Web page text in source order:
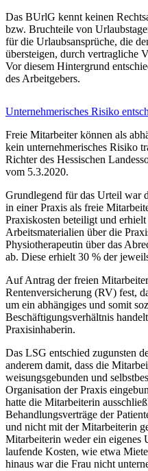
Das BUrlG kennt keinen
bzw. Bruchteile von
für die Urlaubsansprüche, die
übersteigen, durch vertragliche
Vor diesem Hintergrund
des Arbeitgebers.
Unternehmerisches Risiko
Freie Mitarbeiter können als
kein unternehmerisches Risiko
Richter des Hessischen
vom 5.3.2020.
Grundlegend für das Urteil war
in einer Praxis als freie
Praxiskosten beteiligt und
Arbeitsmaterialien über die
Physiotherapeutin über das
ab. Diese erhielt 30 % der
Auf Antrag der freien
Rentenversicherung (RV) fest,
um ein abhängiges und somit
Beschäftigungsverhältnis
Praxisinhaberin.
Das LSG entschied zugunsten
anderem damit, dass die
weisungsgebunden und
Organisation der Praxis
hatte die Mitarbeiterin
Behandlungsverträge der
und nicht mit der Mitarbeiterin
Mitarbeiterin weder ein eigenes
laufende Kosten, wie etwa
hinaus war die Frau nicht